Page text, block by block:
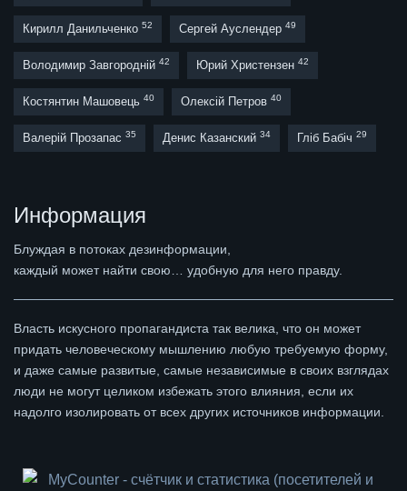
Кирилл Данильченко 52 Сергей Ауслендер 49
Володимир Завгородній 42 Юрий Христензен 42
Костянтин Машовець 40 Олексій Петров 40
Валерій Прозапас 35 Денис Казанский 34 Гліб Бабіч 29
Информация
Блуждая в потоках дезинформации,
каждый может найти свою… удобную для него правду.
Власть искусного пропагандиста так велика, что он может
придать человеческому мышлению любую требуемую форму,
и даже самые развитые, самые независимые в своих взглядах
люди не могут целиком избежать этого влияния, если их
надолго изолировать от всех других источников информации.